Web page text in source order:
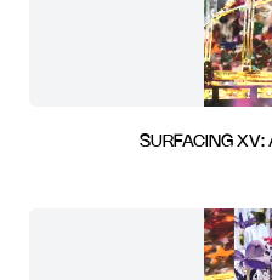
SURFACING